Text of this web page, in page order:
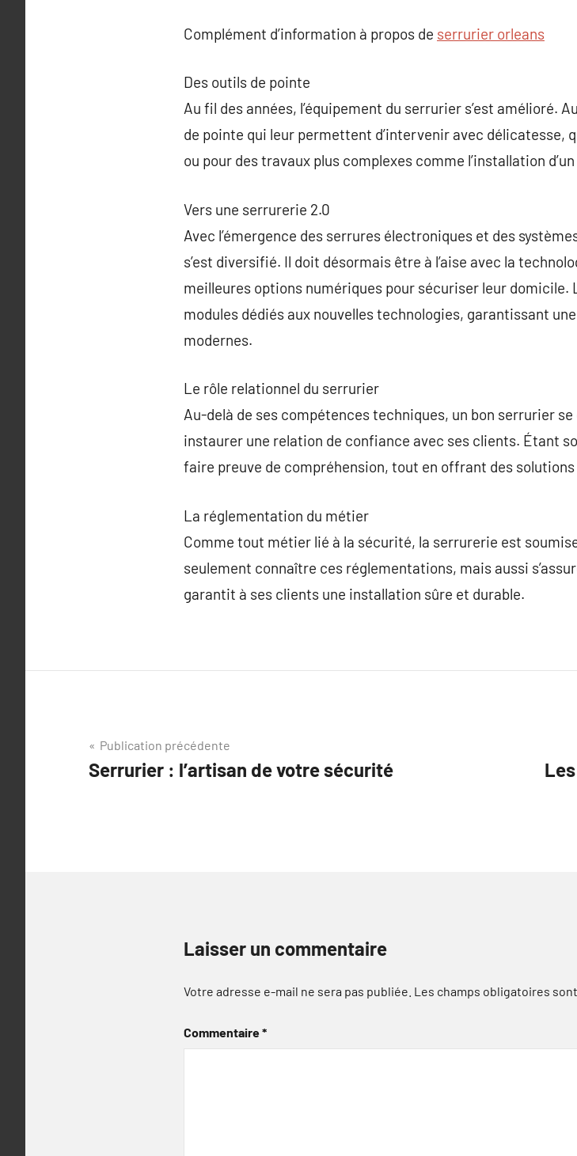
Complément d’information à propos de serrurier orleans
Des outils de pointe
Au fil des années, l’équipement du serrurier s’est amélioré.
de pointe qui leur permettent d’intervenir avec délicatesse,
ou pour des travaux plus complexes comme l’installation
Vers une serrurerie 2.0
Avec l’émergence des serrures électroniques et des
s’est diversifié. Il doit désormais être à l’aise avec la
meilleures options numériques pour sécuriser leur
modules dédiés aux nouvelles technologies, garantissant
modernes.
Le rôle relationnel du serrurier
Au-delà de ses compétences techniques, un bon serrurier
instaurer une relation de confiance avec ses clients. Étant
faire preuve de compréhension, tout en offrant des
La réglementation du métier
Comme tout métier lié à la sécurité, la serrurerie est
seulement connaître ces réglementations, mais aussi
garantit à ses clients une installation sûre et durable.
Navigation
de
Publication précédente
Serrurier : l’artisan de votre sécurité
Laisser un commentaire
Votre adresse e-mail ne sera pas publiée. Les champs obligatoires
Commentaire*